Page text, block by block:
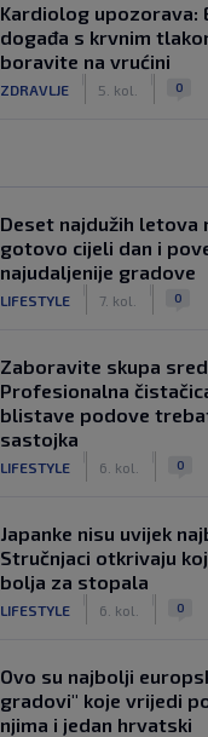
Kardiolog upozorava:
događa s krvnim
boravite na vrućini
ZDRAVLJE 5. kol. 0
Deset najdužih letova
gotovo cijeli dan i
najudaljenije gradove
LIFESTYLE 7. kol. 0
Zaboravite skupa
Profesionalna
blistave podove
sastojka
LIFESTYLE 6. kol. 0
Japanke nisu uvijek
Stručnjaci otkrivaju
bolja za stopala
LIFESTYLE 6. kol. 0
Ovo su najbolji
gradovi" koje vrijedi
njima i jedan hrvatski